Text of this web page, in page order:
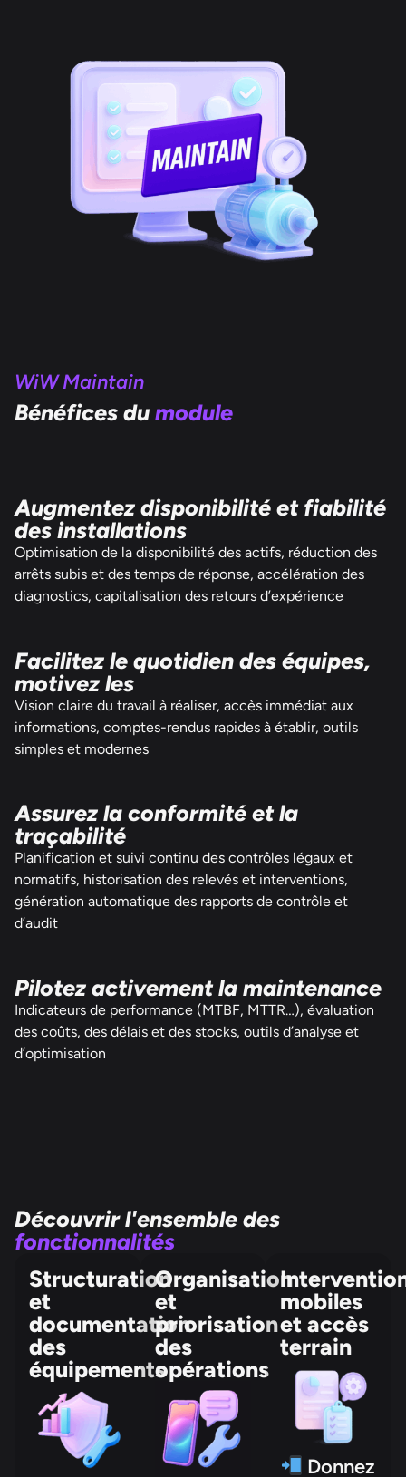
WiW Maintain
Bénéfices du module
Augmentez disponibilité et fiabilité
des installations
Optimisation de la disponibilité des actifs, réduction des
arrêts subis et des temps de réponse, accélération des
diagnostics, capitalisation des retours d’expérience
Facilitez le quotidien des équipes,
motivez les
Vision claire du travail à réaliser, accès immédiat aux
informations, comptes-rendus rapides à établir, outils
simples et modernes
Assurez la conformité et la
traçabilité
Planification et suivi continu des contrôles légaux et
normatifs, historisation des relevés et interventions,
génération automatique des rapports de contrôle et
d’audit
Pilotez activement la maintenance
Indicateurs de performance (MTBF, MTTR…), évaluation
des coûts, des délais et des stocks, outils d’analyse et
d’optimisation
Découvrir l'ensemble des
fonctionnalités
Structuration
et
documentation
des
équipements
Organisation
et
priorisation
des
opérations
mobiles
et accès
terrain
Donnez